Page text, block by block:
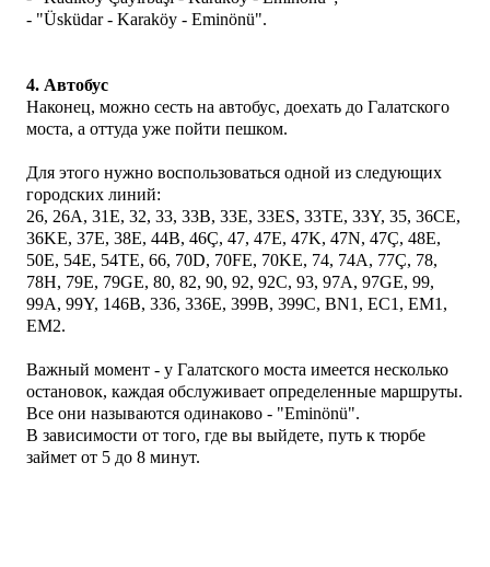
- "Üsküdar - Karaköy - Eminönü".
4. Автобус
Наконец, можно сесть на автобус, доехать до Галатского
моста, а оттуда уже пойти пешком.
Для этого нужно воспользоваться одной из следующих
городских линий:
26, 26A, 31E, 32, 33, 33B, 33E, 33ES, 33TE, 33Y, 35, 36CE,
36KE, 37E, 38E, 44B, 46Ç, 47, 47E, 47K, 47N, 47Ç, 48E,
50E, 54E, 54TE, 66, 70D, 70FE, 70KE, 74, 74A, 77Ç, 78,
78H, 79E, 79GE, 80, 82, 90, 92, 92С, 93, 97A, 97GE, 99,
99A, 99Y, 146B, 336, 336E, 399B, 399C, BN1, EC1, EM1,
EM2.
Важный момент - у Галатского моста имеется несколько
остановок, каждая обслуживает определенные маршруты.
Все они называются одинаково - "Eminönü".
В зависимости от того, где вы выйдете, путь к тюрбе
займет от 5 до 8 минут.